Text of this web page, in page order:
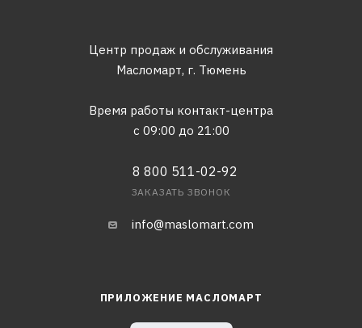
Центр продаж и обслуживания
Масломарт, г. Тюмень
Время работы контакт-центра
с 09:00 до 21:00
8 800 511-02-92
ЗАКАЗАТЬ ЗВОНОК
info@maslomart.com
ПРИЛОЖЕНИЕ МАСЛОМАРТ